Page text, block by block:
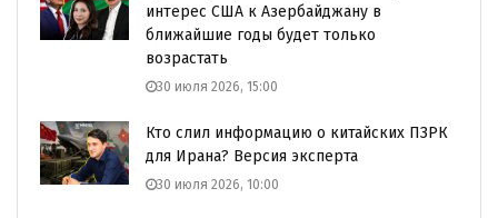
интерес США к Азербайджану в
ближайшие годы будет только
возрастать
30 июля 2026, 15:00
Кто слил информацию о китайских ПЗРК
для Ирана? Версия эксперта
30 июля 2026, 10:00